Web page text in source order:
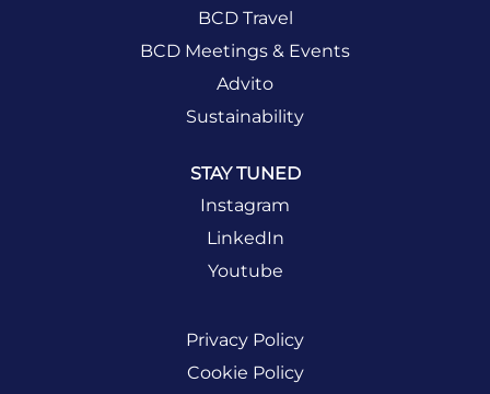
BCD Travel
BCD Meetings & Events
Advito
Sustainability
STAY TUNED
Instagram
LinkedIn
Youtube
Privacy Policy
Cookie Policy